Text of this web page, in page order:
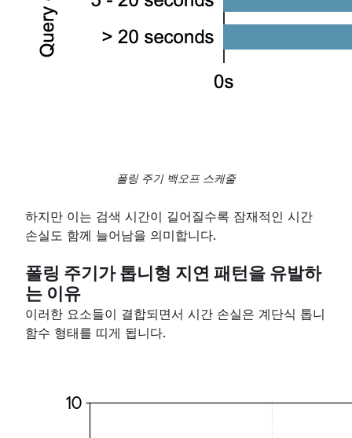
폴링 주기 백오프 스케줄
하지만 이는 검색 시간이 길어질수록 잠재적인 시간
손실도 함께 늘어남을 의미합니다.
폴링 주기가 톱니형 지연 패턴을 유발하
는 이유
이러한 요소들이 결합되면서 시간 손실은 계단식 톱니
함수 형태를 띠게 됩니다.